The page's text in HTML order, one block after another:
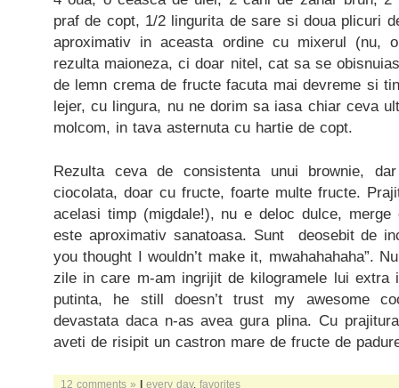
praf de copt, 1/2 lingurita de sare si doua plicuri
aproximativ in aceasta ordine cu mixerul (nu,
rezulta maioneza, ci doar nitel, cat sa se
de lemn crema de fructe facuta mai devreme si
lejer, cu lingura, nu ne dorim sa iasa chiar ceva
molcom, in tava asternuta cu hartie de copt.
Rezulta ceva de consistenta unui brownie,
ciocolata, doar cu fructe, foarte multe fructe.
acelasi timp (migdale!), nu e deloc dulce,
este aproximativ sanatoasa. Sunt deosebit de
you thought I wouldn’t make it, mwahahahaha”.
zile in care m-am ingrijit de kilogramele lui extra
putinta, he still doesn’t trust my awesome
devastata daca n-as avea gura plina. Cu
aveti de risipit un castron mare de fructe de
12 comments » | every day, favorites